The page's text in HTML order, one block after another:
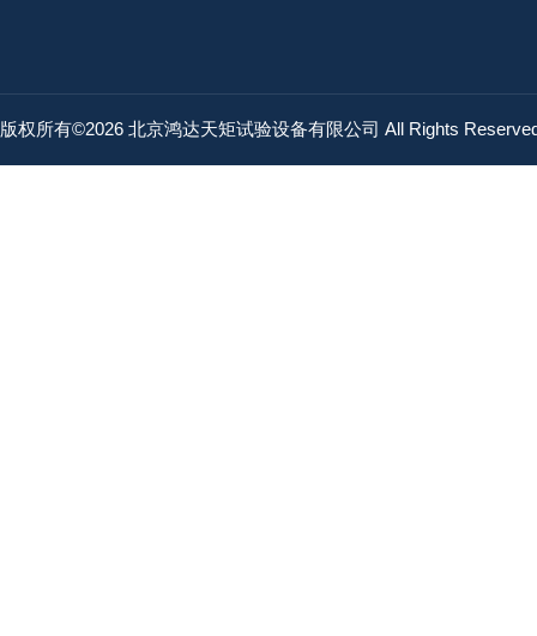
版权所有©2026 北京鸿达天矩试验设备有限公司 All Rights